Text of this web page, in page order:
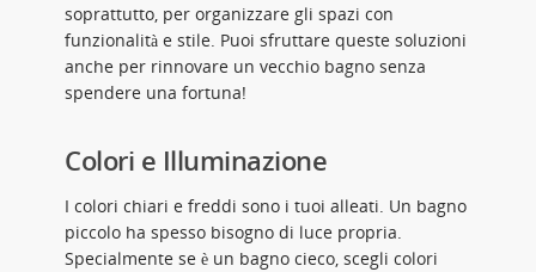
soprattutto, per organizzare gli spazi con
funzionalità e stile. Puoi sfruttare queste soluzioni
anche per rinnovare un vecchio bagno senza
spendere una fortuna!
Colori e Illuminazione
I colori chiari e freddi sono i tuoi alleati. Un bagno
piccolo ha spesso bisogno di luce propria.
Specialmente se è un bagno cieco, scegli colori